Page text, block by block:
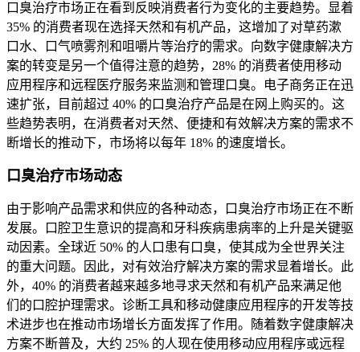
口臭治疗市场正在看到反映消费者行为变化的主要趋势。显着
35% 的消费者现在选择天然和有机产品，这增加了对草药漱
口水、口气喷雾剂和咀嚼片等治疗的需求。向数字健康解决方
案的转变是另一个值得注意的趋势，28% 的消费者使用移动
应用程序和远程医疗服务来监测和管理口臭。电子商务正在迅
速扩张，目前超过 40% 的口臭治疗产品是在网上购买的。这
些趋势表明，在消费者对天然、便捷和有效解决方案的需求不
断增长的推动下，市场将以每年 18% 的速度增长。
口臭治疗市场动态
由于影响产品需求和供应的各种动态，口臭治疗市场正在不断
发展。口腔卫生意识的提高和牙科疾病患病率的上升是关键驱
动因素。全球近 50% 的人口患有口臭，使其成为全世界关注
的重大问题。因此，对有效治疗解决方案的需求显着增长。此
外，40% 的消费者越来越多地寻求天然和有机产品来满足他
们的口腔护理需求。诊断工具和移动健康应用程序的开发等技
术进步也在推动市场增长方面发挥了作用。随着数字健康解决
方案不断普及，大约 25% 的人现在使用移动应用程序或远程